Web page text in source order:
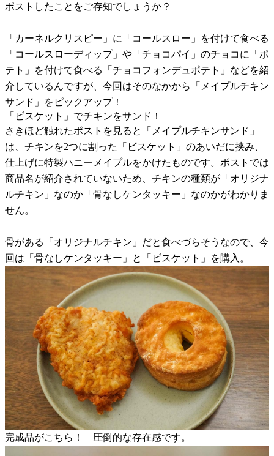
ポストしたことをご存知でしょうか？
「カーネルクリスピー」に「コールスロー」を付けて食べる
「コールスローディップ」や「チョコパイ」のチョコに「ポ
テト」を付けて食べる「チョコフォンデュポテト」などを紹
介しているんですが、今回はそのなかから「メイプルチキン
サンド」をピックアップ！
「ビスケット」でチキンをサンド！
さきほど触れたポストを見ると「メイプルチキンサンド」
は、チキンを2つに割った「ビスケット」のあいだに挟み、
仕上げに特製ハニーメイプルをかけたものです。ポストでは
商品名が紹介されていないため、チキンの種類が「オリジナ
ルチキン」なのか「骨なしケンタッキー」なのかがわかりま
せん。
骨がある「オリジナルチキン」だと食べづらそうなので、今
回は「骨なしケンタッキー」と「ビスケット」を購入。
完成品がこちら！ 圧倒的な存在感です。